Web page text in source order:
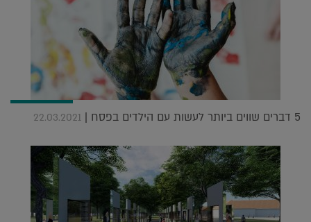
5 דברים שווים ביותר לעשות עם הילדים בפסח | 22.03.2021